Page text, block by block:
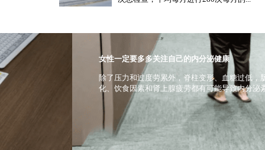
女性一定要多多关注自己的内分泌健康
除了压力和过度劳累外，脊柱变形、血糖过低，肠道环境恶
化、饮食因素和肾上腺疲劳都有可能导致内分泌紊乱。
服 务 案 例